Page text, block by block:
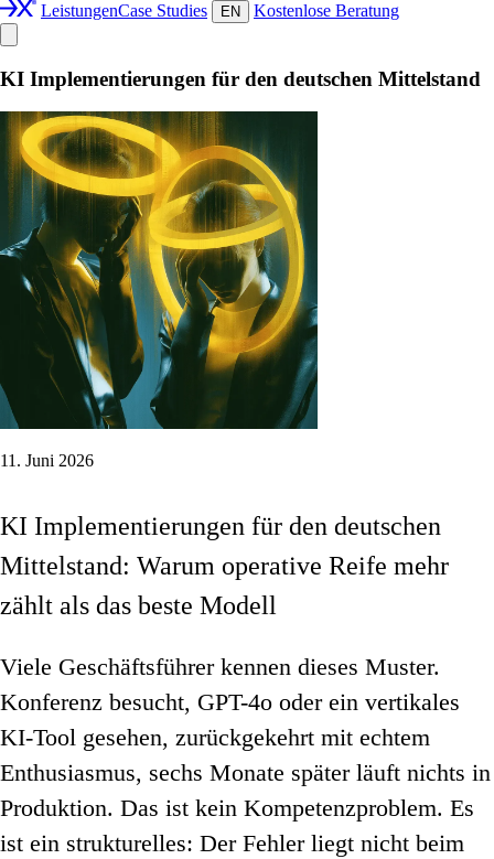
LeistungenCase Studies EN Kostenlose Beratung
KI Implementierungen für den deutschen Mittelstand
11. Juni 2026
KI Implementierungen für den deutschen
Mittelstand: Warum operative Reife mehr
zählt als das beste Modell
Viele Geschäftsführer kennen dieses Muster.
Konferenz besucht, GPT-4o oder ein vertikales
KI-Tool gesehen, zurückgekehrt mit echtem
Enthusiasmus, sechs Monate später läuft nichts in
Produktion. Das ist kein Kompetenzproblem. Es
ist ein strukturelles: Der Fehler liegt nicht beim